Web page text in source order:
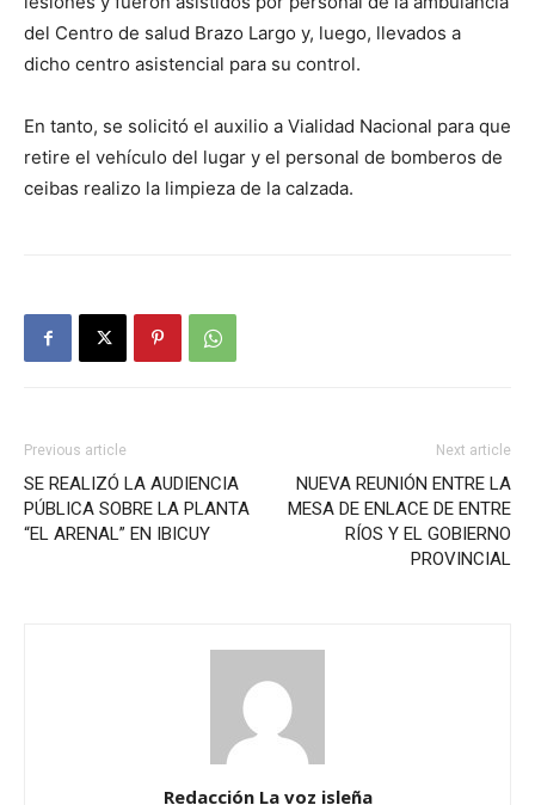
del Centro de salud Brazo Largo y, luego, llevados a
dicho centro asistencial para su control.
En tanto, se solicitó el auxilio a Vialidad Nacional para que
retire el vehículo del lugar y el personal de bomberos de
ceibas realizo la limpieza de la calzada.
Previous article
SE REALIZÓ LA AUDIENCIA
PÚBLICA SOBRE LA PLANTA
“EL ARENAL” EN IBICUY
Next article
NUEVA REUNIÓN ENTRE LA
MESA DE ENLACE DE ENTRE
RÍOS Y EL GOBIERNO
PROVINCIAL
Redacción La voz isleña